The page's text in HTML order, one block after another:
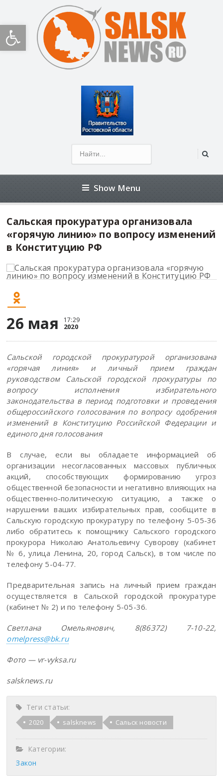
Открыть панель инструментов
Show Menu
Сальская прокуратура организовала
«горячую линию» по вопросу изменений
в Конституцию РФ
26 мая 17:29
2020
Сальской городской прокуратурой организована
«горячая линия» и личный прием граждан
руководством Сальской городской прокуратуры по
вопросу исполнения избирательного
законодательства в период подготовки и проведения
общероссийского голосования по вопросу одобрения
изменений в Конституцию Российской Федерации и
единого дня голосования
В случае, если вы обладаете информацией об
организации несогласованных массовых публичных
акций, способствующих формированию угроз
общественной безопасности и негативно влияющих на
общественно-политическую ситуацию, а также о
нарушении ваших избирательных прав, сообщите в
Сальскую городскую прокуратуру по телефону 5-05-36
либо обратитесь к помощнику Сальского городского
прокурора Николаю Анатольевичу Суворову (кабинет
№ 6, улица Ленина, 20, город Сальск), в том числе по
телефону 5-04-77.
Предварительная запись на личный прием граждан
осуществляется в Сальской городской прокуратуре
(кабинет № 2) и по телефону 5-05-36.
Светлана Омельянович, 8(86372) 7-10-22,
omelpress@bk.ru
Фото — vr-vyksa.ru
salsknews.ru
Теги статьи:
2020 salsknews Сальск новости
Категории:
Закон